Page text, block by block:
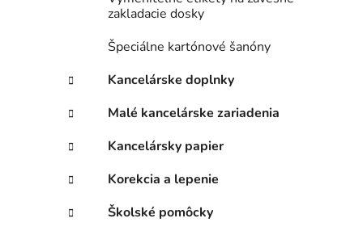
zakladacie dosky
Špeciálne kartónové šanóny
Kancelárske doplnky
Malé kancelárske zariadenia
Kancelársky papier
Korekcia a lepenie
Školské pomôcky